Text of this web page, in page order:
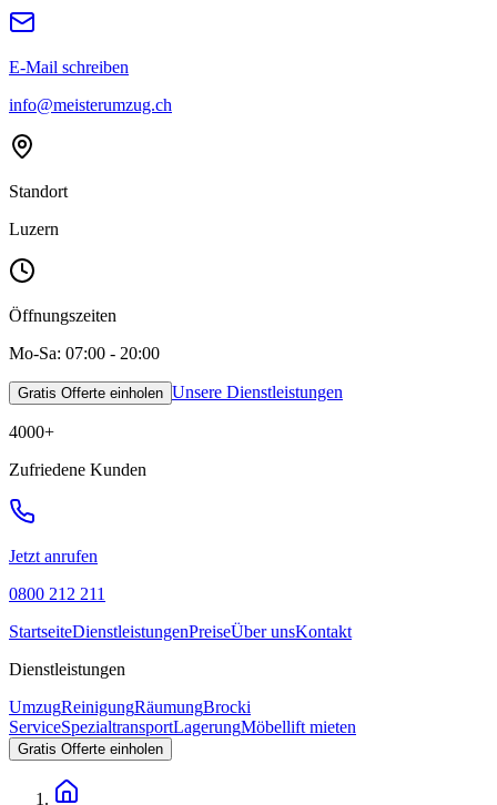
E-Mail schreiben
info@meisterumzug.ch
Standort
Luzern
Öffnungszeiten
Mo-Sa: 07:00 - 20:00
Gratis Offerte einholen Unsere Dienstleistungen
4000+
Zufriedene Kunden
Jetzt anrufen
0800 212 211
StartseiteDienstleistungenPreiseÜber unsKontakt
Dienstleistungen
UmzugReinigungRäumungBrocki
ServiceSpezialtransportLagerungMöbellift mieten
Gratis Offerte einholen